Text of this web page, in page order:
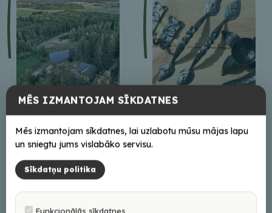
Dabas parks “Balkanu
kalni”
Metālkalēja Igora
Trešutina darbnīca
MĒS IZMANTOJAM SĪKDATNES
Mēs izmantojam sīkdatnes, lai uzlabotu mūsu mājas lapu
un sniegtu jums vislabāko servisu.
Sīkdatņu politika
Funkcionālās sīkdatnes